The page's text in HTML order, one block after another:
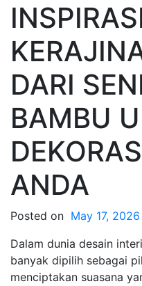
DARI
BAMBU
ANDA
Posted on May 17, 2026
Dalam dunia desain
banyak dipilih sebagai
menciptakan suasana